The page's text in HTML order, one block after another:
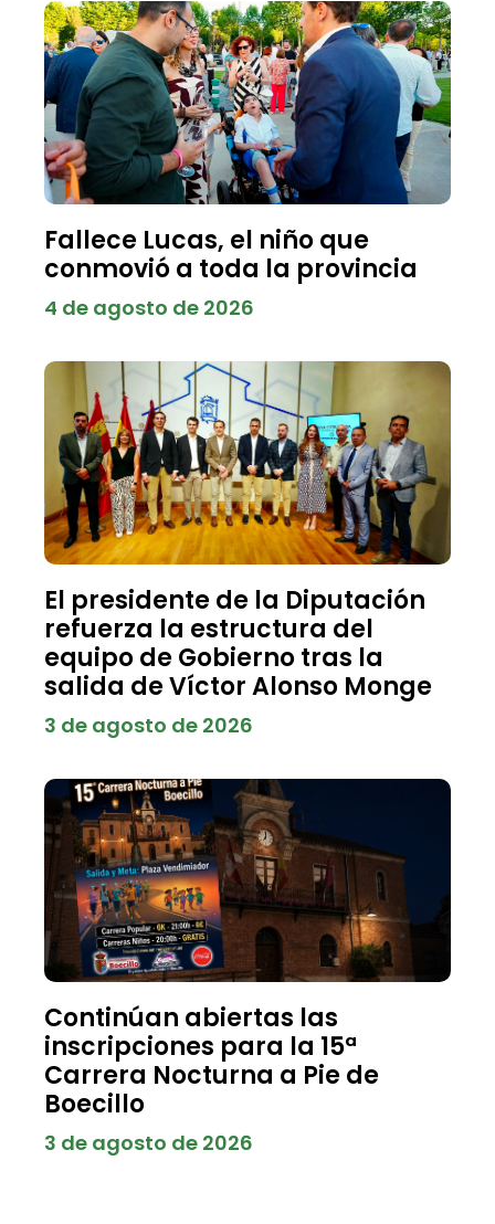
Fallece Lucas, el niño que
conmovió a toda la provincia
4 de agosto de 2026
El presidente de la Diputación
refuerza la estructura del
equipo de Gobierno tras la
salida de Víctor Alonso Monge
3 de agosto de 2026
Continúan abiertas las
inscripciones para la 15ª
Carrera Nocturna a Pie de
Boecillo
3 de agosto de 2026